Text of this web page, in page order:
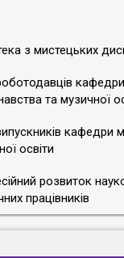
з мистецьких
кафедри
та музичної
кафедри
освіти
розвиток
працівників